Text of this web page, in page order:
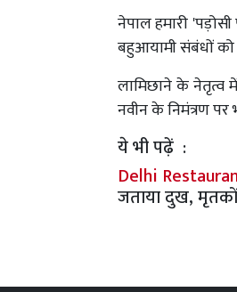
नेपाल हमारी
बहुआयामी संबंधों
लामिछाने के नेतृत्व में
नवीन के निमंत्रण पर
ये भी पढ़ें :
Delhi
जताया दुख,